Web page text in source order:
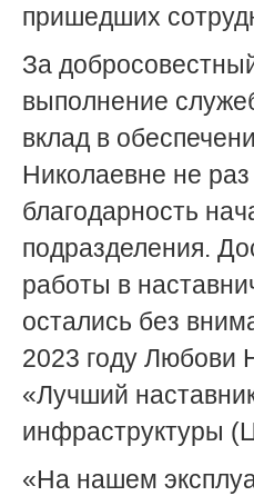
пришедших
За
выполнение
вклад в
Николаевне не
благодарность
подразделения.
работы в
остались без
2023 году Любови
«Лучший
инфраструктуры
«На нашем